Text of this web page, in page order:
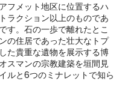
フメット地区に位置するハ
ラクション以上のものであ
す。石の一歩で離れたとこ
の住居であった壮大なトプ
た貴重な遺物を展示する博
スマンの宗教建築を垣間見
ルと6つのミナレットで知ら